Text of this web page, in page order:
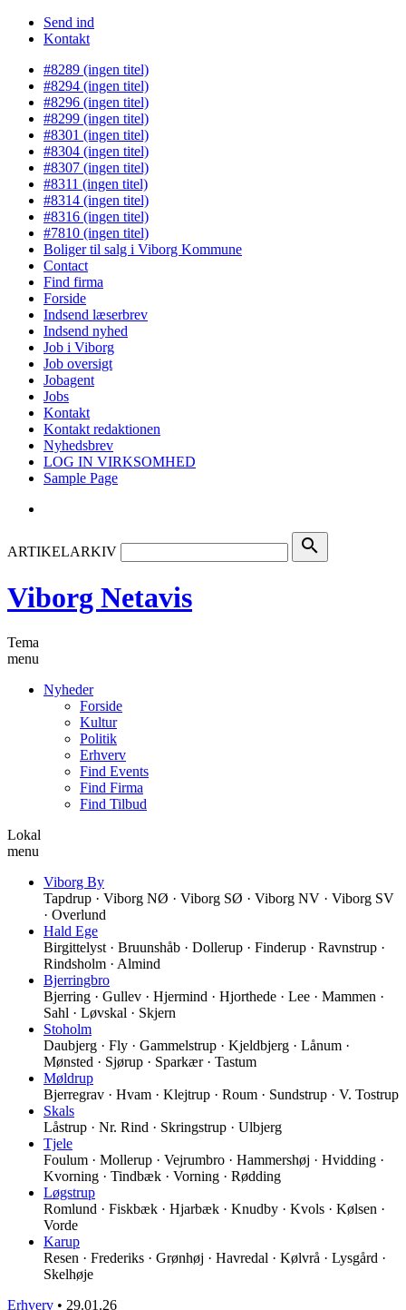
Send ind
Kontakt
#8289 (ingen titel)
#8294 (ingen titel)
#8296 (ingen titel)
#8299 (ingen titel)
#8301 (ingen titel)
#8304 (ingen titel)
#8307 (ingen titel)
#8311 (ingen titel)
#8314 (ingen titel)
#8316 (ingen titel)
#7810 (ingen titel)
Boliger til salg i Viborg Kommune
Contact
Find firma
Forside
Indsend læserbrev
Indsend nyhed
Job i Viborg
Job oversigt
Jobagent
Jobs
Kontakt
Kontakt redaktionen
Nyhedsbrev
LOG IN VIRKSOMHED
Sample Page
ARTIKELARKIV search
Viborg Netavis
Tema
menu
Nyheder
Forside
Kultur
Politik
Erhverv
Find Events
Find Firma
Find Tilbud
Lokal
menu
Viborg By
Tapdrup · Viborg NØ · Viborg SØ · Viborg NV · Viborg SV
· Overlund
Hald Ege
Birgittelyst · Bruunshåb · Dollerup · Finderup · Ravnstrup ·
Rindsholm · Almind
Bjerringbro
Bjerring · Gullev · Hjermind · Hjorthede · Lee · Mammen ·
Sahl · Løvskal · Skjern
Stoholm
Daubjerg · Fly · Gammelstrup · Kjeldbjerg · Lånum ·
Mønsted · Sjørup · Sparkær · Tastum
Møldrup
Bjerregrav · Hvam · Klejtrup · Roum · Sundstrup · V. Tostrup
Skals
Låstrup · Nr. Rind · Skringstrup · Ulbjerg
Tjele
Foulum · Mollerup · Vejrumbro · Hammershøj · Hvidding ·
Kvorning · Tindbæk · Vorning · Rødding
Løgstrup
Romlund · Fiskbæk · Hjarbæk · Knudby · Kvols · Kølsen ·
Vorde
Karup
Resen · Frederiks · Grønhøj · Havredal · Kølvrå · Lysgård ·
Skelhøje
Erhverv • 29.01.26